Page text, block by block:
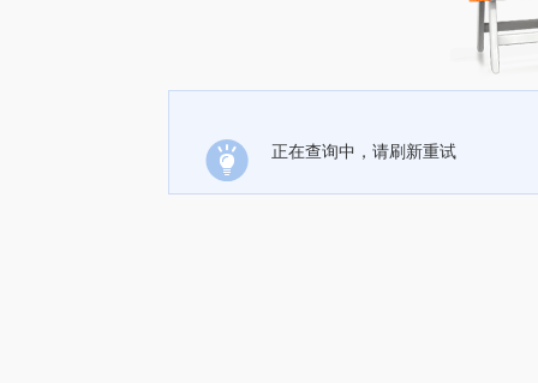
正在查询中，请刷新重试